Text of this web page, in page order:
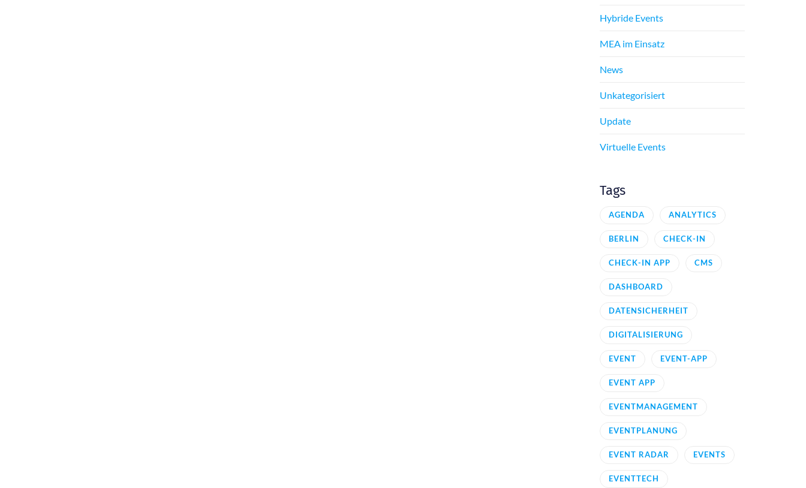
Hybride Events
MEA im Einsatz
News
Unkategorisiert
Update
Virtuelle Events
Tags
AGENDA ANALYTICS
BERLIN CHECK-IN
CHECK-IN APP CMS
DASHBOARD
DATENSICHERHEIT
DIGITALISIERUNG
EVENT EVENT-APP
EVENT APP
EVENTMANAGEMENT
EVENTPLANUNG
EVENT RADAR EVENTS
EVENTTECH